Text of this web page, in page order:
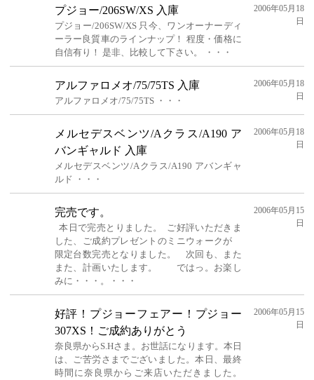
プジョー/206SW/XS 入庫
プジョー/206SW/XS 只今、ワンオーナーディ
ーラー良質車のラインナップ！ 程度・価格に
自信有り！ 是非、比較して下さい。 ・・・
2006年05月18
日
アルファロメオ/75/75TS 入庫
アルファロメオ/75/75TS ・・・
2006年05月18
日
メルセデスベンツ/Aクラス/A190 ア
バンギャルド 入庫
メルセデスベンツ/Aクラス/A190 アバンギャ
ルド ・・・
2006年05月18
日
完売です。
本日で完売とりました。 ご好評いただきま
した、ご成約プレゼントのミニウォークが
限定台数完売となりました。 次回も、また
また、計画いたします。 ではっ。お楽し
みに・・・。・・・
2006年05月15
日
好評！プジョーフェアー！プジョー
307XS！ご成約ありがとう
奈良県からS.Hさま。お世話になります。本日
は、ご苦労さまでございました。本日、最終
時間に奈良県からご来店いただきました。
2006年05月15
日